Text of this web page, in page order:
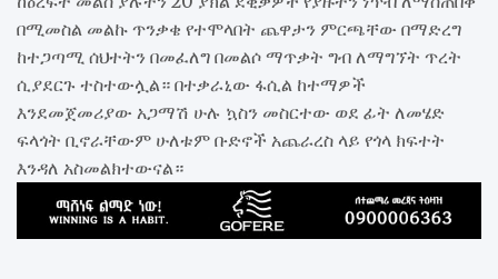
በሚመስል መልኩ ጥንቃቄ የተሞላበት ጨዋታን ምርጫቸው በማድረግ
ከተጋጣሚ ሰህተትን በመፈለግ በመልሶ ማጥቃት ግብ ለማግኘት ጥረት
ሲያደርጉ ተስተውሏል። በተቃራኒው ፋሲል ከተማዎች
እንደመጀመሪያው አጋማሽ ሁሉ ኳስን መስርተው ወደ ፊት ለመሄድ
ፍላጎት ቢኖራቸውም ሁለቱም ቡድኖች አጨራረስ ላይ የጎላ ክፍተት
እንዳለ አስመልክተውናል።